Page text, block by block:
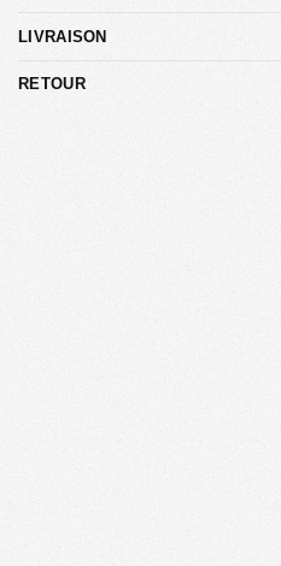
LIVRAISON
RETOUR